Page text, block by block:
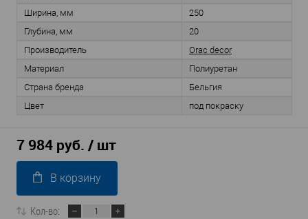
Ширина, мм
250
Глубина, мм
20
Производитель
Orac decor
Материал
Полиуретан
Страна бренда
Бельгия
Цвет
под покраску
7 984 руб. / шт
В корзину
Кол-во: